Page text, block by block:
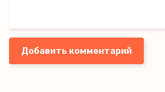
Добавить комментарий